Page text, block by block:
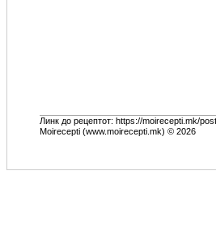
Линк до рецептот: https://moirecepti.mk/
Moirecepti (www.moirecepti.mk) © 2026